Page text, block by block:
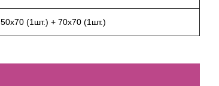
50х70 (1шт.) + 70х70 (1шт.)